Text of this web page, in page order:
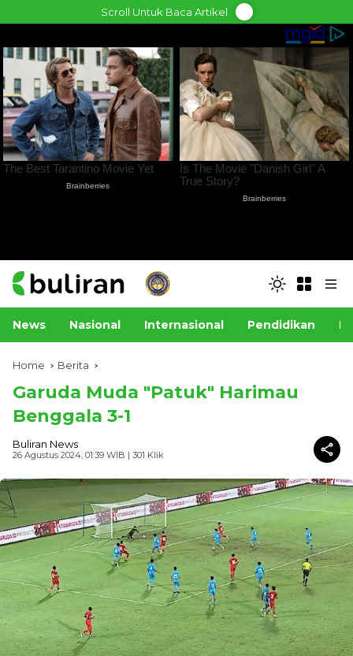
to
Scroll Untuk Baca Artikel
News Nasional Internasional Pendidikan
Home Berita
Garuda Muda "Patuk" Harimau
Benggala 3-1
Buliran News
26 Agustus 2024, 01:39 WIB | 301 Klik